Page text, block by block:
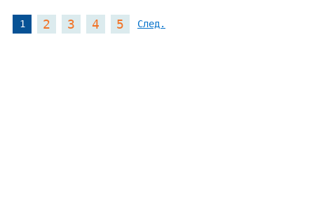
1 2 3 4 5 След.